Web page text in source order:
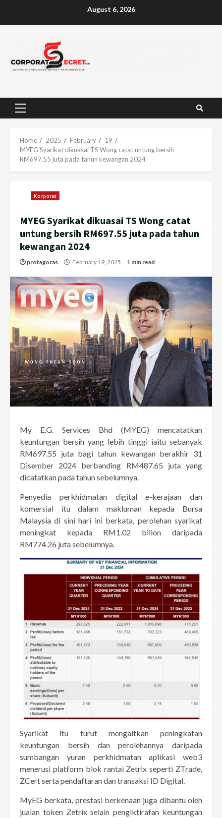
August 6, 2026
Primary
Home 2025 February
19
MYEG Syarikat dikuasai TS Wong catat untung bersih
RM697.55 juta pada tahun kewangan 2024
Korporat
MYEG Syarikat dikuasai TS Wong catat
untung bersih RM697.55 juta pada tahun
kewangan 2024
protagoras February 19, 2025 1 min read
My E.G. Services Bhd (MYEG) mencatatkan
keuntungan bersih yang lebih tinggi iaitu sebanyak
RM697.55 juta bagi tahun kewangan berakhir 31
Disember 2024 berbanding RM487.65 juta yang
dicatatkan pada tahun sebelumnya.
Penyedia perkhidmatan digital e-kerajaan dan
komersial itu dalam makluman kepada Bursa
Malaysia di sini hari ini berkata, perolehan syarikat
meningkat kepada RM1.02 bilion daripada
RM774.26 juta sebelumnya.
Syarikat itu turut mengaitkan peningkatan
keuntungan bersih dan perolehannya daripada
sumbangan yuran perkhidmatan aplikasi web3
menerusi platform blok rantai Zetrix seperti ZTrade,
ZCert serta pendaftaran dan transaksi ID Digital.
MyEG berkata, prestasi berkenaan juga dibantu oleh
jualan token Zetrix selain pengiktirafan keuntungan